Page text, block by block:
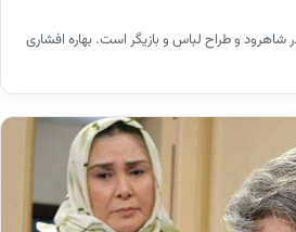
افشاری متولد 4 تیر 1363 در شاهرود و طراح لباس و بازیگر است. بهاره افشاری